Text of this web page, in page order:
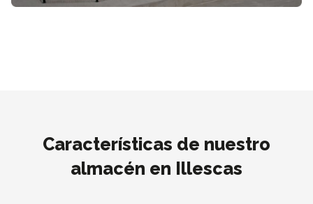
Características de nuestro
almacén en Illescas